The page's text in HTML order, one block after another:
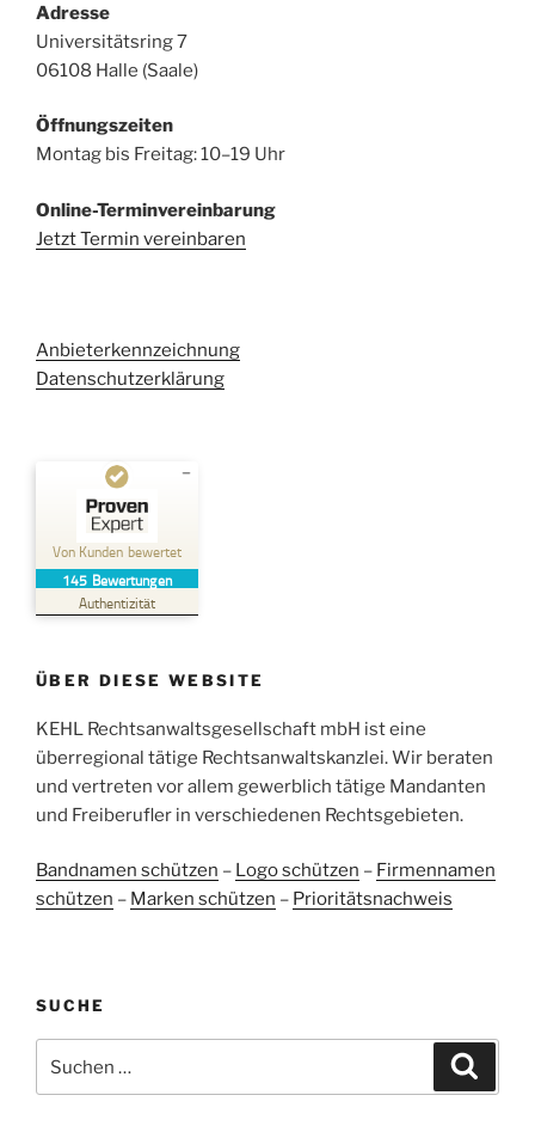
Adresse
Universitätsring 7
06108 Halle (Saale)
Öffnungszeiten
Montag bis Freitag: 10–19 Uhr
Online-Terminvereinbarung
Jetzt Termin vereinbaren
Anbieterkennzeichnung
Datenschutzerklärung
Von Kunden bewertet
145 Bewertungen
Authentizität
Kundenbewertungen und Erfahrungen zu
Kehl Rechtsanwaltsgesellschaft mbH
SEHR GUT
Bewertungen auf
ProvenExpert.com
Bewertungen von
2
anderen Quellen
Blick aufs ProvenExpert-Profil werfen
ÜBER DIESE WEBSITE
KEHL Rechtsanwaltsgesellschaft mbH ist eine
überregional tätige Rechtsanwaltskanzlei. Wir beraten
und vertreten vor allem gewerblich tätige Mandanten
und Freiberufler in verschiedenen Rechtsgebieten.
Bandnamen schützen – Logo schützen – Firmennamen
schützen – Marken schützen – Prioritätsnachweis
SUCHE
nach: